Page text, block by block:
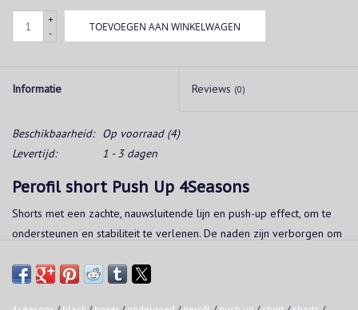
+
-
TOEVOEGEN AAN WINKELWAGEN
Informatie Reviews (0)
Beschikbaarheid: Op voorraad(4)
Levertijd:
1 - 3 dagen
Perofil short Push Up 4Seasons
Shorts met een zachte, nauwsluitende lijn en push-up effect, om te
ondersteunen en stabiliteit te verlenen. De naden zijn verborgen om
Ook verkrijgbaar in blauw en wit.